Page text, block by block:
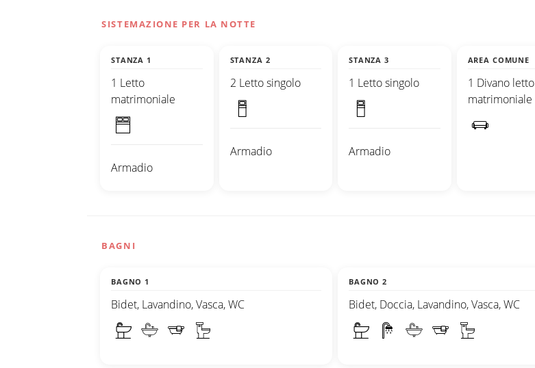
SISTEMAZIONE PER LA NOTTE
STANZA 1
1 Letto
matrimoniale
Armadio
STANZA 2
2 Letto singolo
Armadio
STANZA 3
1 Letto singolo
Armadio
AREA COMUNE
1 Divano letto
matrimoniale
BAGNI
BAGNO 1
Bidet, Lavandino, Vasca, WC
BAGNO 2
Bidet, Doccia, Lavandino, Vasca, WC